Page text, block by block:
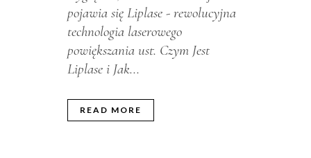
pojawia się Liplase - rewolucyjna
technologia laserowego
powiększania ust. Czym Jest
Liplase i Jak...
READ MORE